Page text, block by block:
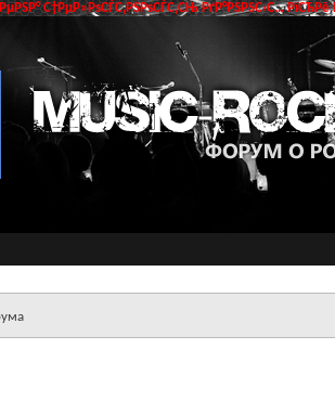
С†РµР»РѕСЃС‚РЅРѕСЃС‚СЊ РґР°РЅРЅС‹С…